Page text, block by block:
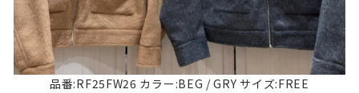
品番:RF25FW26 カラー:BEG / GRY サイズ:FREE